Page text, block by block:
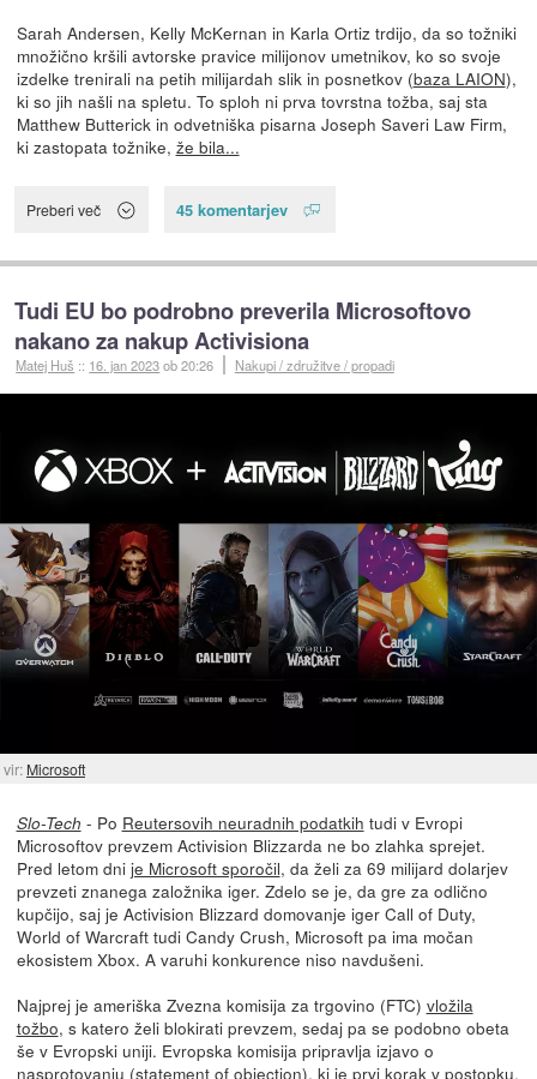
Sarah Andersen, Kelly McKernan in Karla Ortiz trdijo, da so tožniki
množično kršili avtorske pravice milijonov umetnikov, ko so svoje
izdelke trenirali na petih milijardah slik in posnetkov (baza LAION),
ki so jih našli na spletu. To sploh ni prva tovrstna tožba, saj sta
Matthew Butterick in odvetniška pisarna Joseph Saveri Law Firm,
ki zastopata tožnike, že bila...
Preberi več 45 komentarjev
Tudi EU bo podrobno preverila Microsoftovo
nakano za nakup Activisiona
Matej Huš :: 16. jan 2023ob 20:26 Nakupi / združitve / propadi
vir: Microsoft
Slo-Tech - Po Reutersovih neuradnih podatkih tudi v Evropi
Microsoftov prevzem Activision Blizzarda ne bo zlahka sprejet.
Pred letom dni je Microsoft sporočil, da želi za 69 milijard dolarjev
prevzeti znanega založnika iger. Zdelo se je, da gre za odlično
kupčijo, saj je Activision Blizzard domovanje iger Call of Duty,
World of Warcraft tudi Candy Crush, Microsoft pa ima močan
ekosistem Xbox. A varuhi konkurence niso navdušeni.
Najprej je ameriška Zvezna komisija za trgovino (FTC) vložila
tožbo, s katero želi blokirati prevzem, sedaj pa se podobno obeta
še v Evropski uniji. Evropska komisija pripravlja izjavo o
nasprotovanju (statement of objection), ki je prvi korak v postopku.